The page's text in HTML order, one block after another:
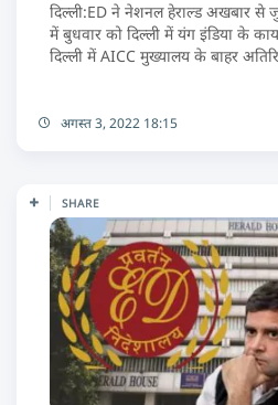
दिल्ली:ED ने नेशनल हेराल्ड अखबार से
में बुधवार को दिल्ली में यंग इंडिया के
दिल्ली में AICC मुख्यालय के बाहर
अगस्त 3, 2022 18:15
SHARE